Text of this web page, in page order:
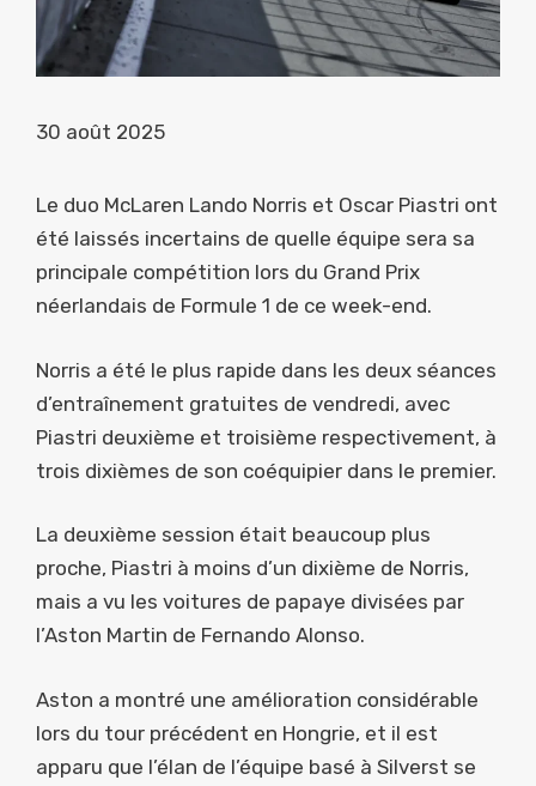
30 août 2025
Le duo McLaren Lando Norris et Oscar Piastri ont
été laissés incertains de quelle équipe sera sa
principale compétition lors du Grand Prix
néerlandais de Formule 1 de ce week-end.
Norris a été le plus rapide dans les deux séances
d’entraînement gratuites de vendredi, avec
Piastri deuxième et troisième respectivement, à
trois dixièmes de son coéquipier dans le premier.
La deuxième session était beaucoup plus
proche, Piastri à moins d’un dixième de Norris,
mais a vu les voitures de papaye divisées par
l’Aston Martin de Fernando Alonso.
Aston a montré une amélioration considérable
lors du tour précédent en Hongrie, et il est
apparu que l’élan de l’équipe basé à Silverst se